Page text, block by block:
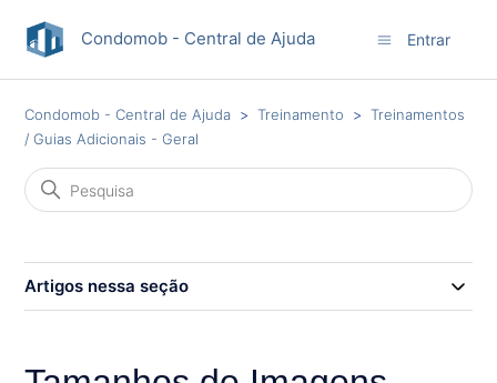
Condomob - Central de Ajuda Entrar
Condomob - Central de Ajuda Treinamento
Treinamentos
/ Guias Adicionais - Geral
Artigos nessa seção